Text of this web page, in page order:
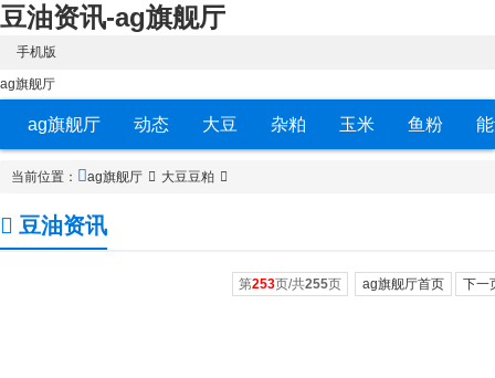
豆油资讯-ag旗舰厅
手机版
ag旗舰厅
ag旗舰厅 动态 大豆 杂粕 玉米 鱼粉
当前位置： ag旗舰厅 大豆豆粕
豆油资讯
第253页/共255页 ag旗舰厅首页 下一